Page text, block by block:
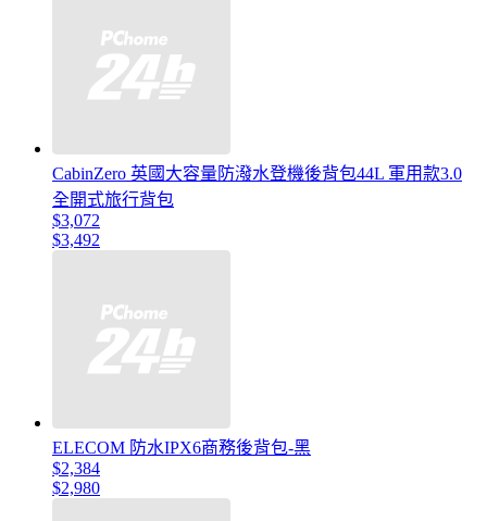
CabinZero 英國大容量防潑水登機後背包44L 軍用款3.0
全開式旅行背包
$3,072
$3,492
ELECOM 防水IPX6商務後背包-黑
$2,384
$2,980